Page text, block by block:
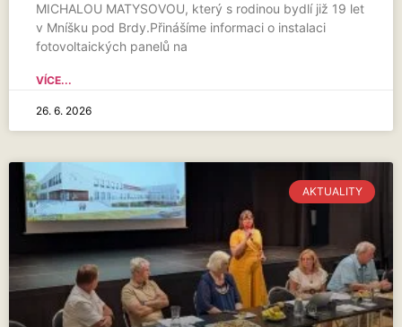
MICHALOU MATYSOVOU, který s rodinou bydlí již 19 let
v Mníšku pod Brdy.Přinášíme informaci o instalaci
fotovoltaických panelů na
VÍCE...
26. 6. 2026
AKTUALITY